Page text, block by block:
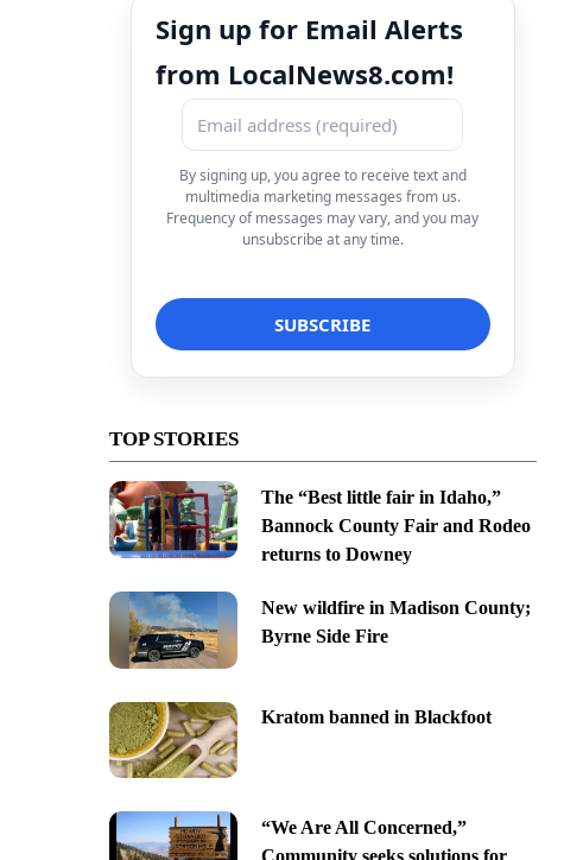
Sign up for Email Alerts
from LocalNews8.com!
By signing up, you agree to receive text and
multimedia marketing messages from us.
Frequency of messages may vary, and you may
unsubscribe at any time.
TOP STORIES
The “Best little fair in Idaho,”
Bannock County Fair and Rodeo
returns to Downey
New wildfire in Madison County;
Byrne Side Fire
Kratom banned in Blackfoot
“We Are All Concerned,”